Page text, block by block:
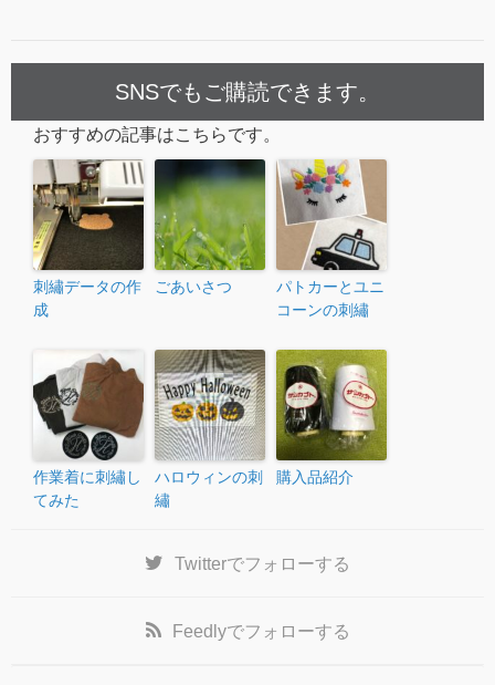
SNSでもご購読できます。
おすすめの記事はこちらです。
刺繡データの作
成
ごあいさつ
パトカーとユニ
コーンの刺繡
作業着に刺繡し
てみた
ハロウィンの刺
繡
購入品紹介
Twitterでフォローする
Feedlyでフォローする